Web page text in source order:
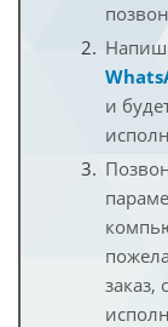
и
заказ,